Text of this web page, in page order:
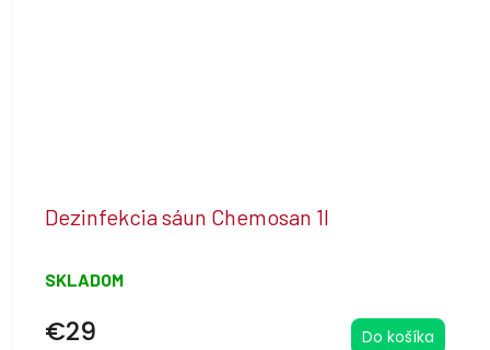
Dezinfekcia sáun Chemosan 1l
SKLADOM
€29 Do košíka